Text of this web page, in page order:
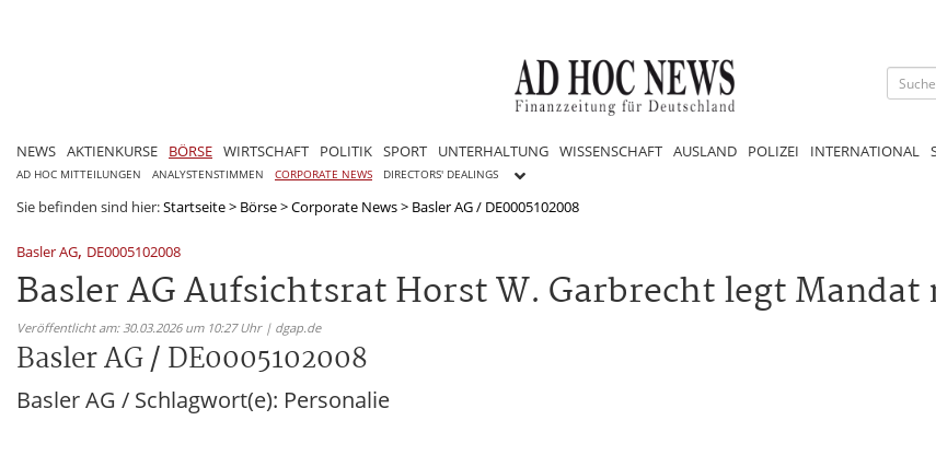
NEWS AKTIENKURSE BÖRSE WIRTSCHAFT POLITIK SPORT UNTERHALTUNG WISSENSCHAFT AUSLAND POLIZEI INTERNATIONAL
AD HOC MITTEILUNGEN ANALYSTENSTIMMEN CORPORATE NEWS DIRECTORS' DEALINGS
Sie befinden sind hier:Startseite> Börse>Corporate News> Basler AG / DE0005102008
Basler AG, DE0005102008
Basler AG Aufsichtsrat Horst W. Garbrecht legt Mandat
Veröffentlicht am: 30.03.2026 um 10:27 Uhr | dgap.de
Basler AG / DE0005102008
Basler AG / Schlagwort(e): Personalie